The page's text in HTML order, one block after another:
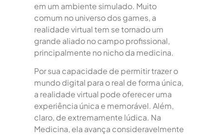
em um ambiente simulado. Muito
comum no universo dos games, a
realidade virtual tem se tornado um
grande aliado no campo profissional,
principalmente no nicho da medicina.
Por sua capacidade de permitir trazer o
mundo digital para o real de forma única,
a realidade virtual pode oferecer uma
experiência única e memorável. Além,
claro, de extremamente lúdica. Na
Medicina, ela avança consideravelmente